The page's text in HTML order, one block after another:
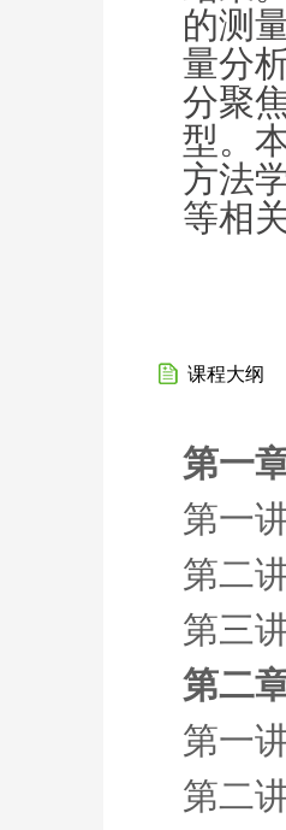
的测
量分
分聚
型。
方法
等相
课程大纲
第一
第一
第二
第三
第二
第一
第二